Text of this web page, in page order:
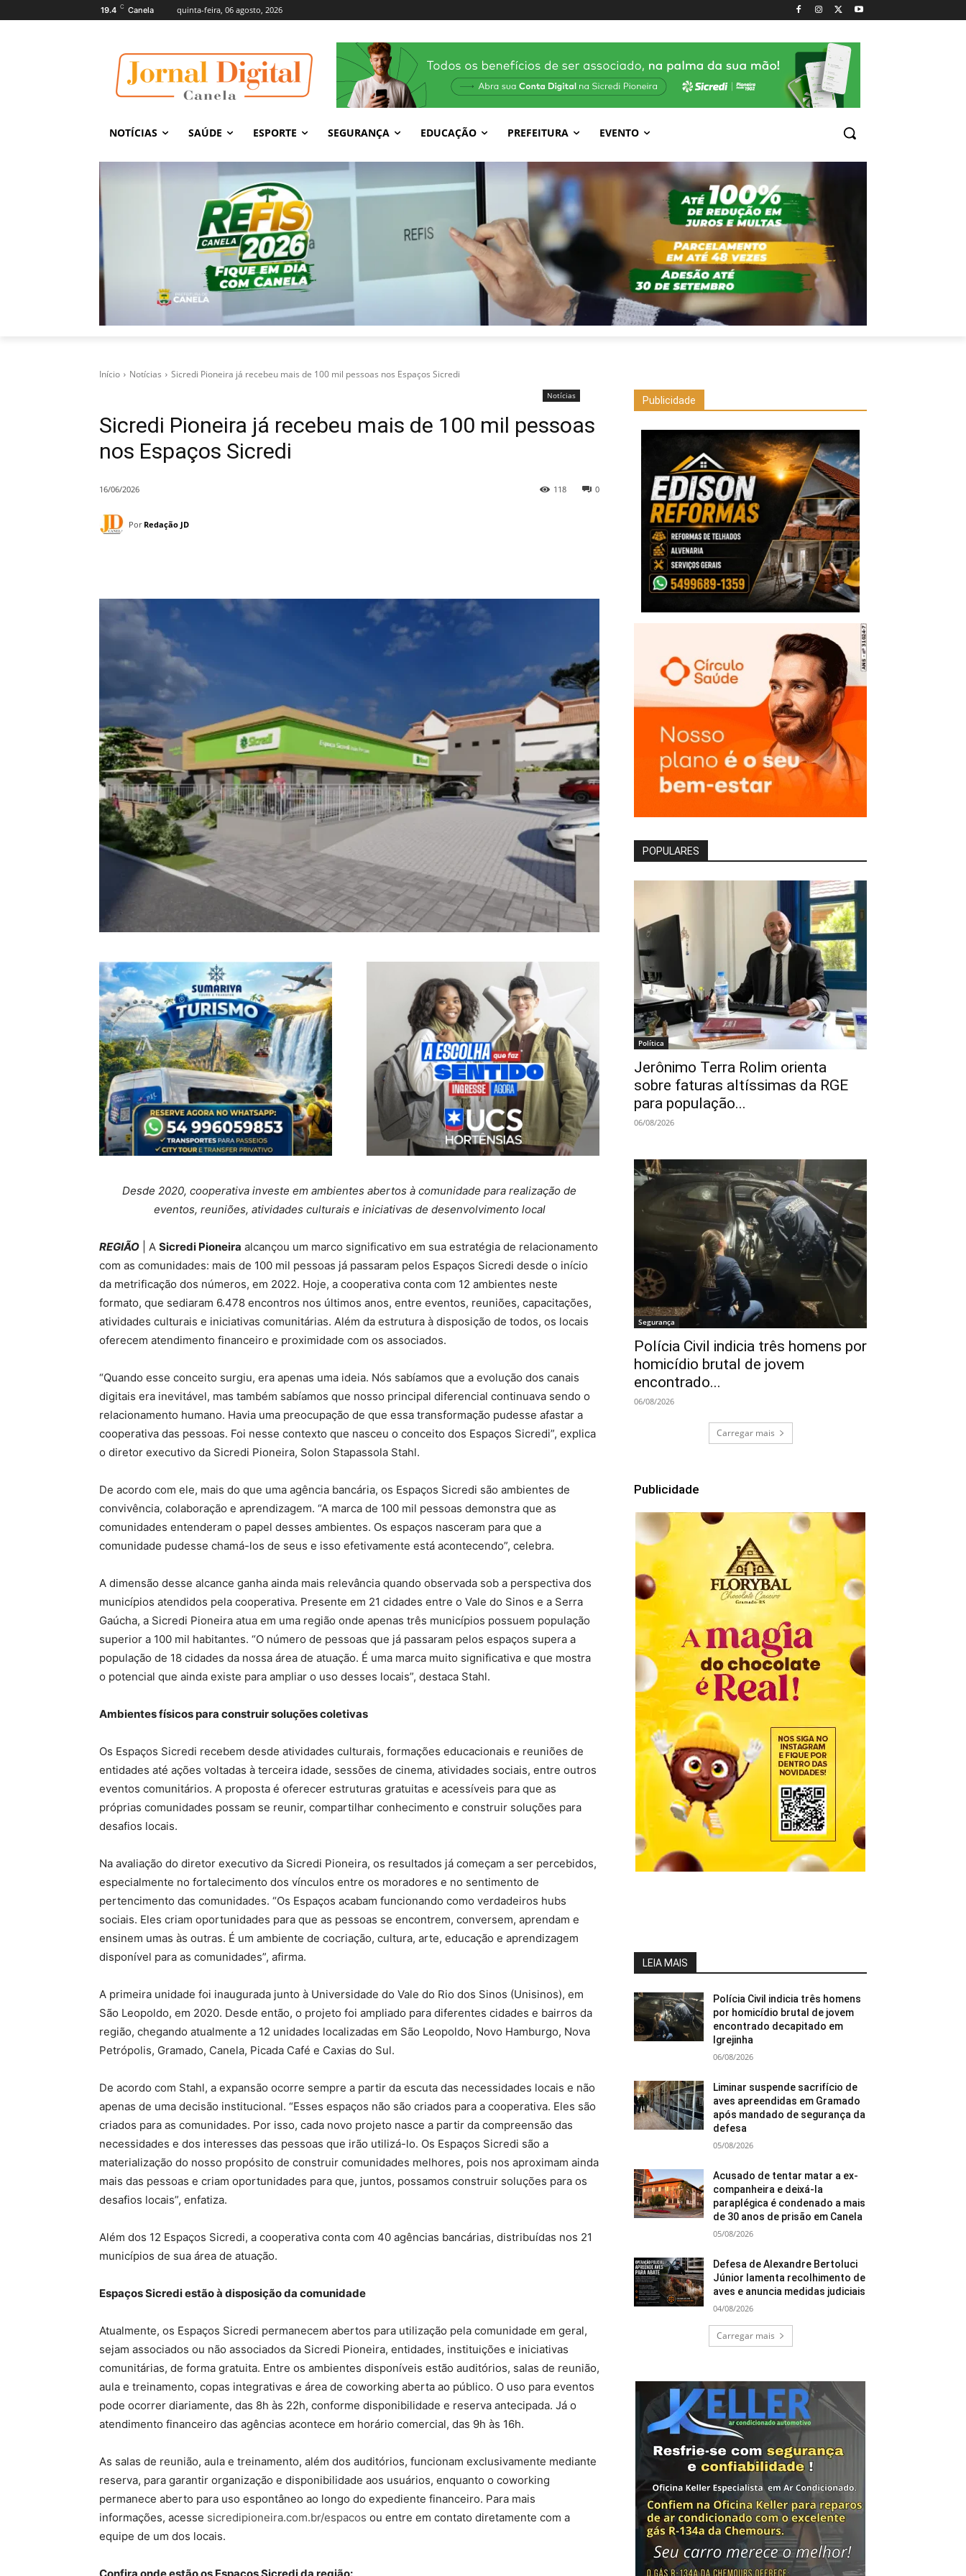
19.4 C Canela quinta-feira, 06 agosto, 2026
NOTÍCIAS SAÚDE ESPORTE SEGURANÇA EDUCAÇÃO PREFEITURA EVENTO
Início Notícias Sicredi Pioneira já recebeu mais de 100 mil pessoas nos Espaços Sicredi
Notícias
Sicredi Pioneira já recebeu mais de 100 mil pessoas
nos Espaços Sicredi
16/06/2026 0
118
Por Redação JD
Desde 2020, cooperativa investe em ambientes abertos à comunidade para realização de
eventos, reuniões, atividades culturais e iniciativas de desenvolvimento local
REGIÃO | A Sicredi Pioneira alcançou um marco significativo em sua estratégia de relacionamento
com as comunidades: mais de 100 mil pessoas já passaram pelos Espaços Sicredi desde o início
da metrificação dos números, em 2022. Hoje, a cooperativa conta com 12 ambientes neste
formato, que sediaram 6.478 encontros nos últimos anos, entre eventos, reuniões, capacitações,
atividades culturais e iniciativas comunitárias. Além da estrutura à disposição de todos, os locais
oferecem atendimento financeiro e proximidade com os associados.
“Quando esse conceito surgiu, era apenas uma ideia. Nós sabíamos que a evolução dos canais
digitais era inevitável, mas também sabíamos que nosso principal diferencial continuava sendo o
relacionamento humano. Havia uma preocupação de que essa transformação pudesse afastar a
cooperativa das pessoas. Foi nesse contexto que nasceu o conceito dos Espaços Sicredi”, explica
o diretor executivo da Sicredi Pioneira, Solon Stapassola Stahl.
De acordo com ele, mais do que uma agência bancária, os Espaços Sicredi são ambientes de
convivência, colaboração e aprendizagem. “A marca de 100 mil pessoas demonstra que as
comunidades entenderam o papel desses ambientes. Os espaços nasceram para que a
comunidade pudesse chamá-los de seus e isso efetivamente está acontecendo”, celebra.
A dimensão desse alcance ganha ainda mais relevância quando observada sob a perspectiva dos
municípios atendidos pela cooperativa. Presente em 21 cidades entre o Vale do Sinos e a Serra
Gaúcha, a Sicredi Pioneira atua em uma região onde apenas três municípios possuem população
superior a 100 mil habitantes. “O número de pessoas que já passaram pelos espaços supera a
população de 18 cidades da nossa área de atuação. É uma marca muito significativa e que mostra
o potencial que ainda existe para ampliar o uso desses locais”, destaca Stahl.
Ambientes físicos para construir soluções coletivas
Os Espaços Sicredi recebem desde atividades culturais, formações educacionais e reuniões de
entidades até ações voltadas à terceira idade, sessões de cinema, atividades sociais, entre outros
eventos comunitários. A proposta é oferecer estruturas gratuitas e acessíveis para que as
próprias comunidades possam se reunir, compartilhar conhecimento e construir soluções para
desafios locais.
Na avaliação do diretor executivo da Sicredi Pioneira, os resultados já começam a ser percebidos,
especialmente no fortalecimento dos vínculos entre os moradores e no sentimento de
pertencimento das comunidades. “Os Espaços acabam funcionando como verdadeiros hubs
sociais. Eles criam oportunidades para que as pessoas se encontrem, conversem, aprendam e
ensinem umas às outras. É um ambiente de cocriação, cultura, arte, educação e aprendizagem
disponível para as comunidades”, afirma.
A primeira unidade foi inaugurada junto à Universidade do Vale do Rio dos Sinos (Unisinos), em
São Leopoldo, em 2020. Desde então, o projeto foi ampliado para diferentes cidades e bairros da
região, chegando atualmente a 12 unidades localizadas em São Leopoldo, Novo Hamburgo, Nova
Petrópolis, Gramado, Canela, Picada Café e Caxias do Sul.
De acordo com Stahl, a expansão ocorre sempre a partir da escuta das necessidades locais e não
apenas de uma decisão institucional. “Esses espaços não são criados para a cooperativa. Eles são
criados para as comunidades. Por isso, cada novo projeto nasce a partir da compreensão das
necessidades e dos interesses das pessoas que irão utilizá-lo. Os Espaços Sicredi são a
materialização do nosso propósito de construir comunidades melhores, pois nos aproximam ainda
mais das pessoas e criam oportunidades para que, juntos, possamos construir soluções para os
desafios locais”, enfatiza.
Além dos 12 Espaços Sicredi, a cooperativa conta com 40 agências bancárias, distribuídas nos 21
municípios de sua área de atuação.
Espaços Sicredi estão à disposição da comunidade
Atualmente, os Espaços Sicredi permanecem abertos para utilização pela comunidade em geral,
sejam associados ou não associados da Sicredi Pioneira, entidades, instituições e iniciativas
comunitárias, de forma gratuita. Entre os ambientes disponíveis estão auditórios, salas de reunião,
aula e treinamento, copas integrativas e área de coworking aberta ao público. O uso para eventos
pode ocorrer diariamente, das 8h às 22h, conforme disponibilidade e reserva antecipada. Já o
atendimento financeiro das agências acontece em horário comercial, das 9h às 16h.
As salas de reunião, aula e treinamento, além dos auditórios, funcionam exclusivamente mediante
reserva, para garantir organização e disponibilidade aos usuários, enquanto o coworking
permanece aberto para uso espontâneo ao longo do expediente financeiro. Para mais
informações, acesse sicredipioneira.com.br/espacos ou entre em contato diretamente com a
equipe de um dos locais.
Publicidade
POPULARES
Política
Jerônimo Terra Rolim orienta
sobre faturas altíssimas da RGE
para população...
06/08/2026
Segurança
Polícia Civil indicia três homens por
homicídio brutal de jovem
encontrado...
06/08/2026
Carregar mais
Publicidade
LEIA MAIS
Polícia Civil indicia três homens
por homicídio brutal de jovem
encontrado decapitado em
Igrejinha
06/08/2026
Liminar suspende sacrifício de
aves apreendidas em Gramado
após mandado de segurança da
defesa
05/08/2026
Acusado de tentar matar a ex-
companheira e deixá-la
paraplégica é condenado a mais
de 30 anos de prisão em Canela
05/08/2026
Defesa de Alexandre Bertoluci
Júnior lamenta recolhimento de
aves e anuncia medidas judiciais
04/08/2026
Carregar mais